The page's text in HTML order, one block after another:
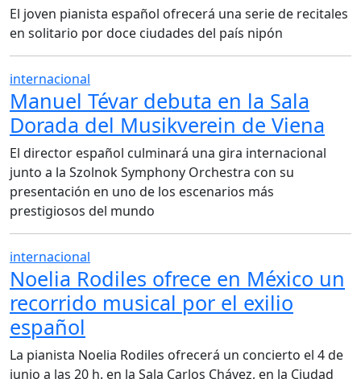
El joven pianista español ofrecerá una serie de recitales
en solitario por doce ciudades del país nipón
internacional
Manuel Tévar debuta en la Sala
Dorada del Musikverein de Viena
El director español culminará una gira internacional
junto a la Szolnok Symphony Orchestra con su
presentación en uno de los escenarios más
prestigiosos del mundo
internacional
Noelia Rodiles ofrece en México un
recorrido musical por el exilio
español
La pianista Noelia Rodiles ofrecerá un concierto el 4 de
junio a las 20 h. en la Sala Carlos Chávez, en la Ciudad